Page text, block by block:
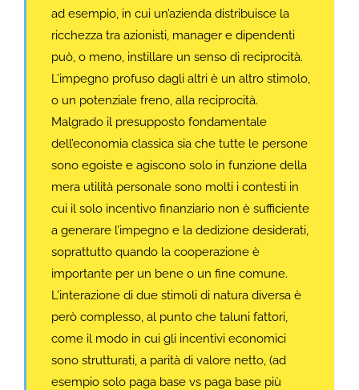
ad esempio, in cui un’azienda distribuisce la
ricchezza tra azionisti, manager e dipendenti
può, o meno, instillare un senso di reciprocità.
L’impegno profuso dagli altri è un altro stimolo,
o un potenziale freno, alla reciprocità.
Malgrado il presupposto fondamentale
dell’economia classica sia che tutte le persone
sono egoiste e agiscono solo in funzione della
mera utilità personale sono molti i contesti in
cui il solo incentivo finanziario non è sufficiente
a generare l’impegno e la dedizione desiderati,
soprattutto quando la cooperazione è
importante per un bene o un fine comune.
L’interazione di due stimoli di natura diversa è
però complesso, al punto che taluni fattori,
come il modo in cui gli incentivi economici
sono strutturati, a parità di valore netto, (ad
esempio solo paga base vs paga base più